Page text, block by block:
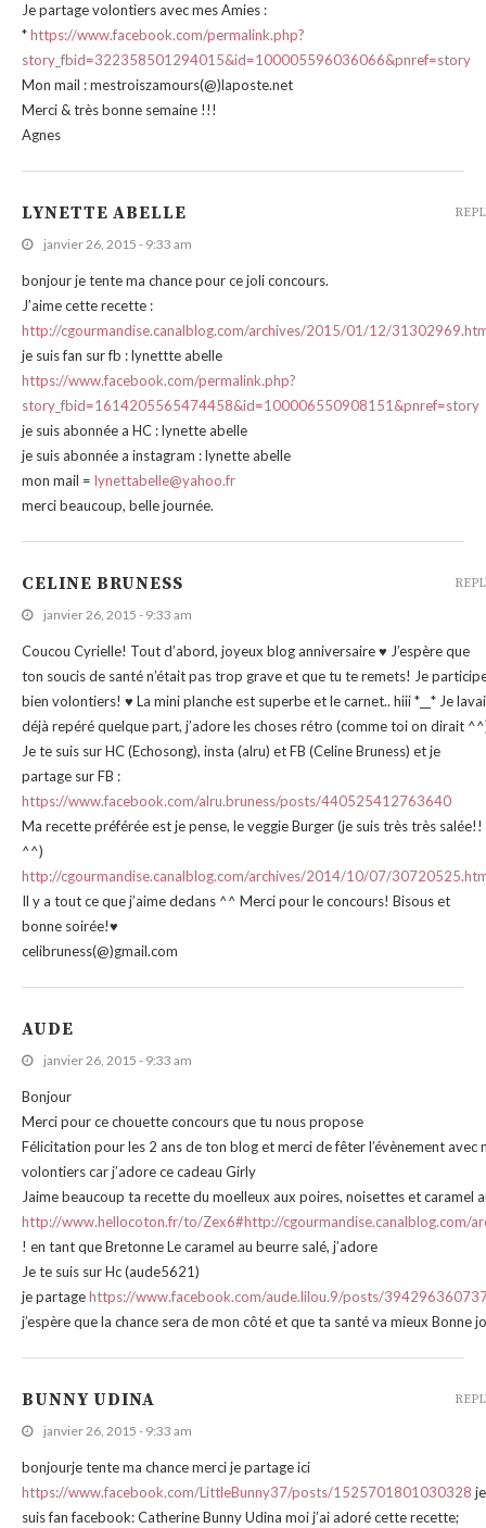
Je partage volontiers avec mes Amies :
*https://www.facebook.com/permalink.php?
story_fbid=322358501294015&id=100005596036066&pnref=story
Mon mail : mestroiszamours(@)laposte.net
Merci & très bonne semaine !!!
Agnes
LYNETTE ABELLE
janvier 26, 2015 - 9:33 am
bonjour je tente ma chance pour ce joli concours.
J’aime cette recette :
http://cgourmandise.canalblog.com/archives/2015/01/12/
je suis fan sur fb : lynettte abelle
https://www.facebook.com/permalink.php?
story_fbid=1614205565474458&id=100006550908151&pnref=story
je suis abonnée a HC : lynette abelle
je suis abonnée a instagram : lynette abelle
mon mail = lynettabelle@yahoo.fr
merci beaucoup, belle journée.
CELINE BRUNESS
janvier 26, 2015 - 9:33 am
Coucou Cyrielle! Tout d’abord, joyeux blog anniversaire ♥ J’espère que
ton soucis de santé n’était pas trop grave et que tu te remets! Je
bien volontiers! ♥ La mini planche est superbe et le carnet.. hiii *__* Je
déjà repéré quelque part, j’adore les choses rétro (comme toi on dirait
Je te suis sur HC (Echosong), insta (alru) et FB (Celine Bruness) et je
partage sur FB :
https://www.facebook.com/alru.bruness/posts/440525412763640
Ma recette préférée est je pense, le veggie Burger (je suis très très salée!!
^^)
http://cgourmandise.canalblog.com/archives/2014/10/07/
Il y a tout ce que j’aime dedans ^^ Merci pour le concours! Bisous et
bonne soirée!♥
celibruness(@)gmail.com
AUDE
janvier 26, 2015 - 9:33 am
Bonjour
Merci pour ce chouette concours que tu nous propose
Félicitation pour les 2 ans de ton blog et merci de fêter l’évènement avec
volontiers car j’adore ce cadeau Girly
Jaime beaucoup ta recette du moelleux aux poires, noisettes et caramel
http://www.hellocoton.fr/to/Zex6#http://cgourmandise.canalblog.com/
! en tant que Bretonne Le caramel au beurre salé, j’adore
Je te suis sur Hc (aude5621)
je partagehttps://www.facebook.com/aude.lilou.9/posts/
j’espère que la chance sera de mon côté et que ta santé va mieux Bonne
BUNNY UDINA
janvier 26, 2015 - 9:33 am
bonjourje tente ma chance merci je partage ici
https://www.facebook.com/LittleBunny37/posts/1525701801030328 je
suis fan facebook: Catherine Bunny Udina moi j’ai adoré cette recette;